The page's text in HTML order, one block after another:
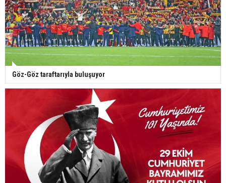
Göz-Göz taraftarıyla buluşuyor